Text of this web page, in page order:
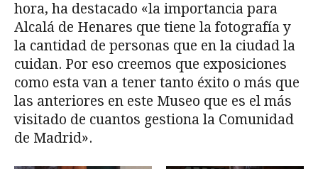
hora, ha destacado «la importancia para
Alcalá de Henares que tiene la fotografía y
la cantidad de personas que en la ciudad la
cuidan. Por eso creemos que exposiciones
como esta van a tener tanto éxito o más que
las anteriores en este Museo que es el más
visitado de cuantos gestiona la Comunidad
de Madrid».